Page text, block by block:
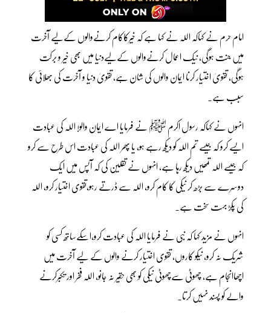
امام حرم نے کہاکہ اللہ نے کہا ہے کہ خیرکاکام کرنےوالوں کےلیے آخرت
میں جنت ہوگی، نیک اعمال کرنےوالوں کےلیےدنیا میں بھی خیر و برکت
ہوگی، تقویٰ اختیار کرنا ایمان والوں کی شان ہے، تقویٰ دنیا و آخرت کی بھلائی کا
سبب ہے۔
انہوں نے کہاکہ رسول اکرم ﷺ نے فرمایا اے ایمان والو! اللہ کی عبادت
ایسے کرو کہ جیسے تم اللہ کو دیکھ رہے ہو، یا پھر اللہ کی عبادت اس طرح سے کرو
کہ جیسے اللہ تمھیں دیکھ رہا ہے، انہوں نے تقلین کی کہ آپس میں ایک
دوسرے سے بڑھ کر نیکی کا کام کرو، اللہ سے ڈرتے رہو،تقوی اختیار کرو، اللہ
کی پکڑ بہت سخت ہے۔
انہوں نے مزید کہا کہ نبی نے فرمایا اللہ کی عبادت کرو،اسکےساتھ کسی کو
شریک نہ کرو، نیکو کاروں، تقوی اختیار کرنے والوں کے لیے آخرت میں
اچھاانجام ہے، چھوٹی سےچھوٹی نیکی کو بھی حقیر نہ جانو، اللہ فخر اور تکبرکرنے
والے کو پسند نہیں کرتا۔